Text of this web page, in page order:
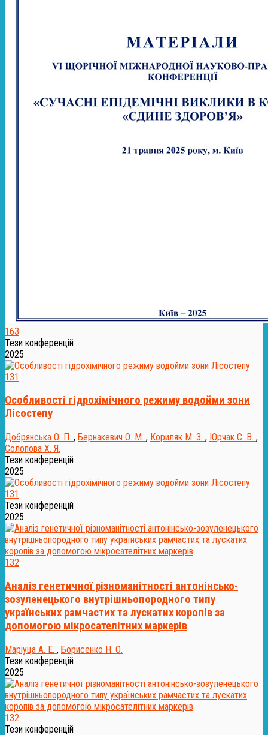
163
Тези конференцій
2025
131
Особливості гідрохімічного режиму водойми зони
Лісостепу
Добрянська О. П. , Бернакевич О. М. , Кориляк М. З. , Юрчак С. В. ,
Солопова Х. Я.
Тези конференцій
2025
131
Тези конференцій
2025
132
Аналіз генетичної різноманітності антонінсько-
зозуленецького внутрішньопородного типу
українських рамчастих та лускатих коропів за
допомогою мікросателітних маркерів
Маріуца А. Е. , Борисенко Н. О.
Тези конференцій
2025
132
Тези конференцій